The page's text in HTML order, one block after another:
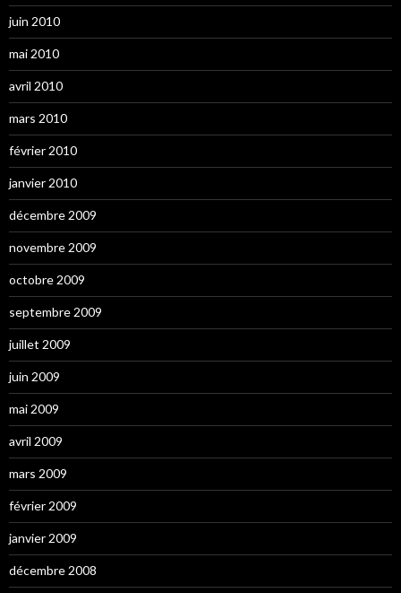
juin 2010
mai 2010
avril 2010
mars 2010
février 2010
janvier 2010
décembre 2009
novembre 2009
octobre 2009
septembre 2009
juillet 2009
juin 2009
mai 2009
avril 2009
mars 2009
février 2009
janvier 2009
décembre 2008